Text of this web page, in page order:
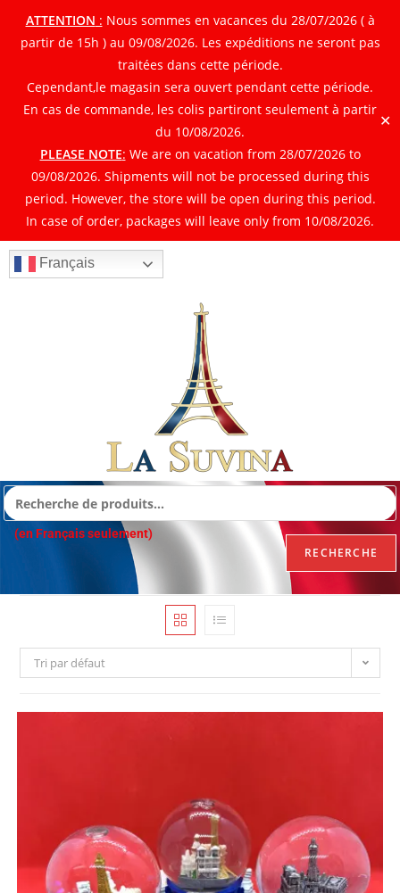
ATTENTION : Nous sommes en vacances du 28/07/2026 ( à
partir de 15h ) au 09/08/2026. Les expéditions ne seront pas
traitées dans cette période.
Cependant,le magasin sera ouvert pendant cette période.
En cas de commande, les colis partiront seulement à partir
du 10/08/2026.
PLEASE NOTE: We are on vacation from 28/07/2026 to
09/08/2026. Shipments will not be processed during this
period. However, the store will be open during this period.
In case of order, packages will leave only from 10/08/2026.
✕
Français
RECHERCHE
(en Français seulement)
Tri par défaut